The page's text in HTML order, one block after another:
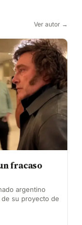
Ver autor →
fracaso
argentino
su proyecto de